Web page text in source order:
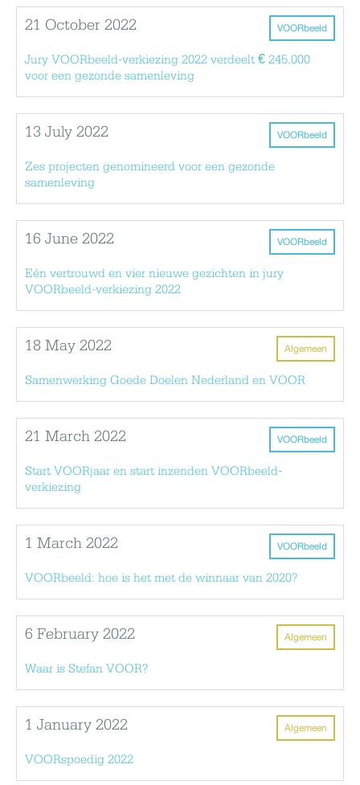
VOORbeeld
21 October 2022
Jury VOORbeeld-verkiezing 2022 verdeelt € 245.000
voor een gezonde samenleving
VOORbeeld
13 July 2022
Zes projecten genomineerd voor een gezonde
samenleving
VOORbeeld
16 June 2022
Eén vertrouwd en vier nieuwe gezichten in jury
VOORbeeld-verkiezing 2022
Algemeen
18 May 2022
Samenwerking Goede Doelen Nederland en VOOR
VOORbeeld
21 March 2022
Start VOORjaar en start inzenden VOORbeeld-
verkiezing
VOORbeeld
1 March 2022
VOORbeeld: hoe is het met de winnaar van 2020?
Algemeen
6 February 2022
Waar is Stefan VOOR?
Algemeen
1 January 2022
VOORspoedig 2022